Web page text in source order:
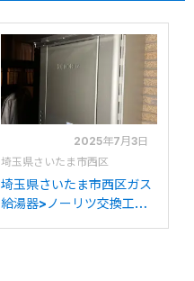
2025年7月3日
埼玉県さいたま市西区
埼玉県さいたま市西区ガス
給湯器>ノーリツ交換工事